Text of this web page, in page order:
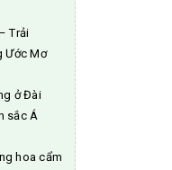
Trải
Ước Mơ
ở Đài
sắc Á
hoa cẩm